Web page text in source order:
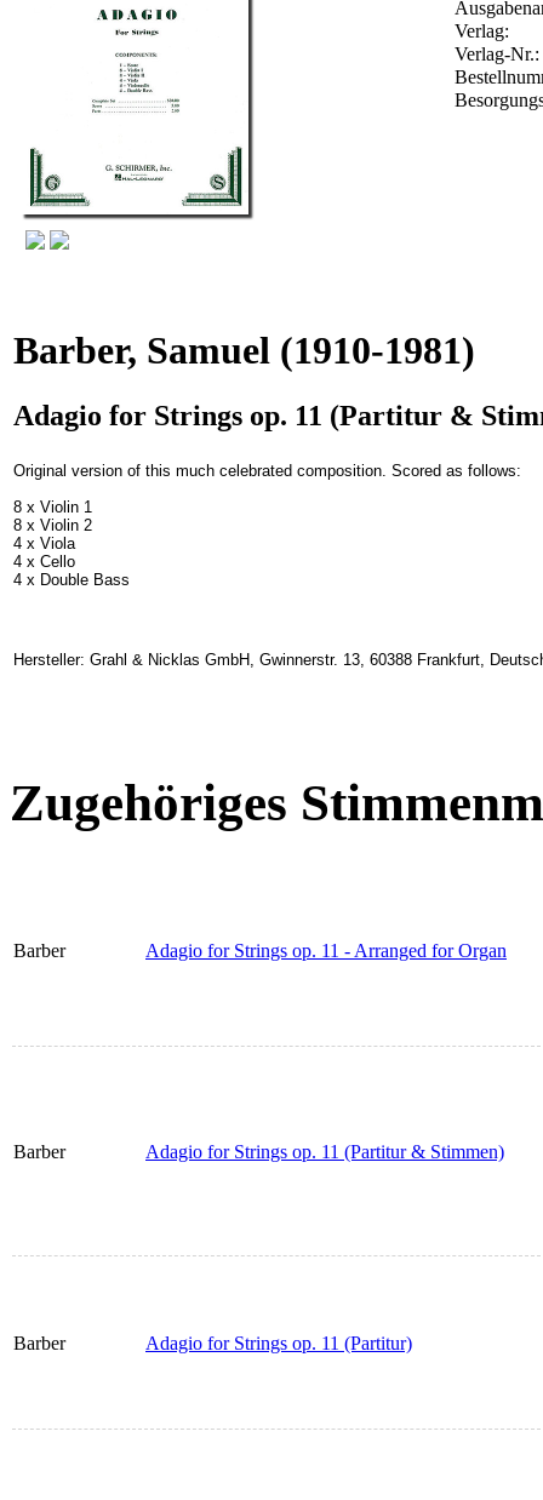
Verlag:
Verlag-Nr.:
Barber, Samuel (1910-1981)
Adagio for Strings op. 11 (Partitur &
Original version of this much celebrated composition. Scored as follows:
8 x Violin 1
8 x Violin 2
4 x Viola
4 x Cello
4 x Double Bass
Hersteller: Grahl & Nicklas GmbH, Gwinnerstr. 13, 60388 Frankfurt,
Zugehöriges
Barber Adagio for Strings op. 11 - Arranged for Organ
Barber Adagio for Strings op. 11 (Partitur & Stimmen)
Barber Adagio for Strings op. 11 (Partitur)